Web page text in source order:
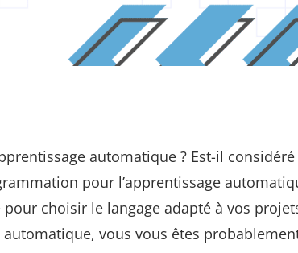
automatique ? Est-il considéré
pour l’apprentissage
choisir le langage adapté à vos
vous vous êtes